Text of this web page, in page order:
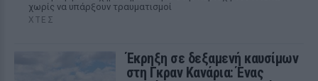
χωρίς να υπάρξουν τραυματισμοί
ΧΤΕΣ
Έκρηξη σε δεξαμενή καυσίμων
στη Γκραν Κανάρια: Ένας